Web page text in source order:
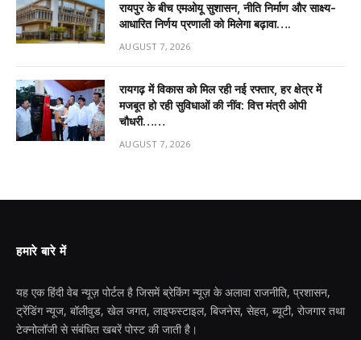
रायपुर के बीच एमओयू सुशासन, नीति निर्माण और साक्ष्य-
आधारित निर्णय प्रणाली को मिलेगा बढ़ावा….
AUGUST 7, 2026
रायगढ़ में विकास को मिल रही नई रफ्तार, हर क्षेत्र में
मजबूत हो रही सुविधाओं की नींव: वित्त मंत्री ओपी
चौधरी……
AUGUST 7, 2026
हमारे बारे में
यह एक हिंदी वेब न्यूज़ पोर्टल है जिसमें ब्रेकिंग न्यूज़ के अलावा राजनीति, प्रशासन,
ट्रेंडिंग न्यूज, बॉलीवुड, खेल जगत, लाइफस्टाइल, बिजनेस, सेहत, ब्यूटी, रोजगार तथा
टेक्नोलॉजी से संबंधित खबरें पोस्ट की जाती है।